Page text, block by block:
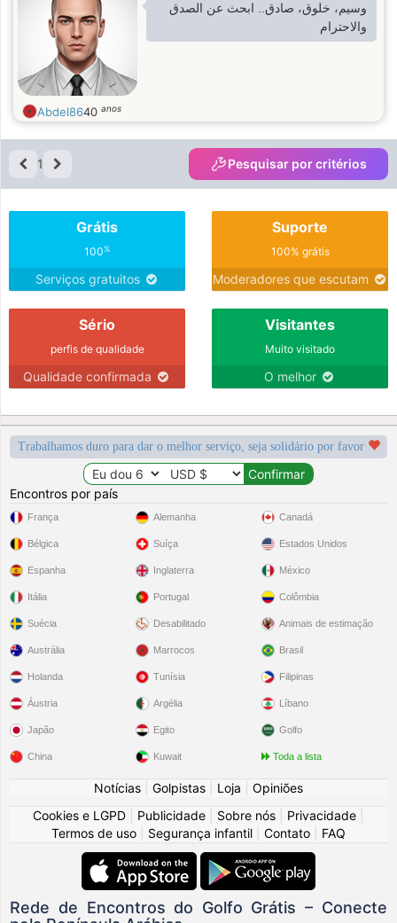
وسيم، خلوق، صادق.. ابحث عن الصدق
والاحترام
Abdel8640 anos
1 Pesquisar por critérios
Grátis
100%
Serviços gratuitos
Suporte
100% grátis
Moderadores que escutam
Sério
perfis de qualidade
Qualidade confirmada
Visitantes
Muito visitado
O melhor
Trabalhamos duro para dar o melhor serviço, seja solidário por favor
Encontros por país
França
Bélgica
Espanha
Itália
Suécia
Alemanha
Suíça
Inglaterra
Portugal
Desabilitado
Canadá
Estados Unidos
México
Colômbia
Animais de estimação
Austrália
Holanda
Áustria
Japão
China
Marrocos
Tunísia
Argélia
Egito
Kuwait
Brasil
Filipinas
Líbano
Golfo
Toda a lista
Notícias Golpistas Loja
Opiniões
Cookies e LGPD
Publicidade Sobre nós Privacidade
Termos de uso
Segurança infantil Contato FAQ
Rede de Encontros do Golfo Grátis – Conecte